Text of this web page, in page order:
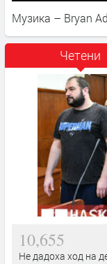
Музика – Bryan
Четени
10,655
Не дадоха ход на